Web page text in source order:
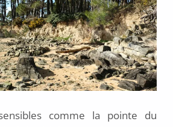
comme la pointe du